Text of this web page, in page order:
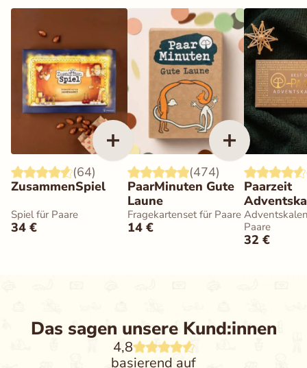
(64)
ZusammenSpiel
Spiel für Paare
34 €
(474)
PaarMinuten Gute
Laune
Fragekartenset für Paare
14 €
Paarzeit
BEST OF
Paare
32 €
Das sagen unsere Kund:innen
4,8
basierend auf